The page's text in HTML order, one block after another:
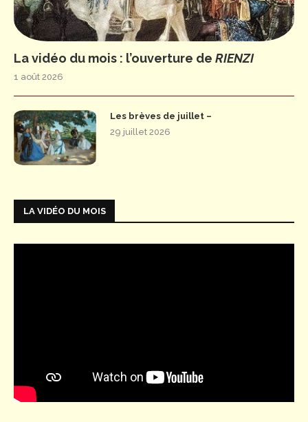
La vidéo du mois : l’ouverture de RIENZI
1 août 2026
Les brèves de juillet –
29 juillet 2026
LA VIDÉO DU MOIS